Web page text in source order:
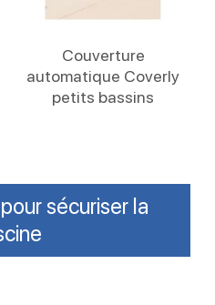
Couverture
automatique Coverly
petits bassins
sécuriser la